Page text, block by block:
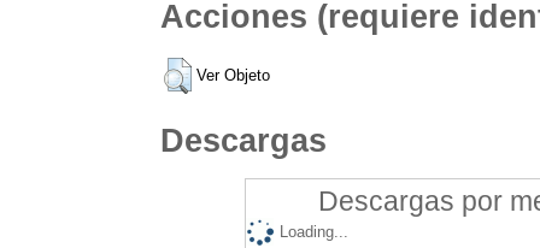
Acciones (requiere
Ver Objeto
Descargas
Descargas por
Loading...